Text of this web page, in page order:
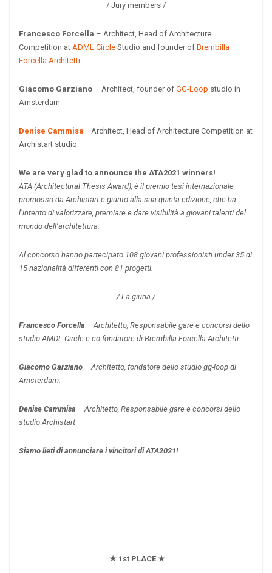
/ Jury members /
Francesco Forcella – Architect, Head of Architecture
Competition at ADML Circle Studio and founder of Brembilla
Forcella Architetti
Giacomo Garziano – Architect, founder of GG-Loop studio in
Amsterdam
Denise Cammisa– Architect, Head of Architecture Competition at
Archistart studio
We are very glad to announce the ATA2021 winners!
ATA (Architectural Thesis Award), è il premio tesi internazionale
promosso da Archistart e giunto alla sua quinta edizione, che ha
l’intento di valorizzare, premiare e dare visibilità a giovani talenti del
mondo dell’architettura.
Al concorso hanno partecipato 108 giovani professionisti under 35 di
15 nazionalità differenti con 81 progetti.
/ La giuria /
Francesco Forcella – Architetto, Responsabile gare e concorsi dello
studio AMDL Circle e co-fondatore di Brembilla Forcella Architetti
Giacomo Garziano – Architetto, fondatore dello studio gg-loop di
Amsterdam.
Denise Cammisa – Architetto, Responsabile gare e concorsi dello
studio Archistart
Siamo lieti di annunciare i vincitori di ATA2021!
★ 1st PLACE ★